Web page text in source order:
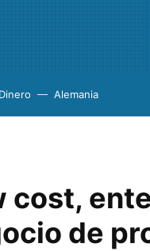
Dinero Alemania
cost,
de